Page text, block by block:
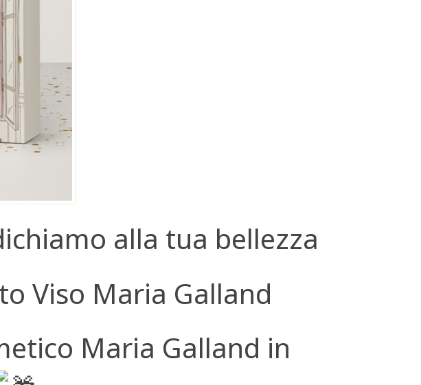
alla tua bellezza
Viso Maria Galland
Maria Galland in